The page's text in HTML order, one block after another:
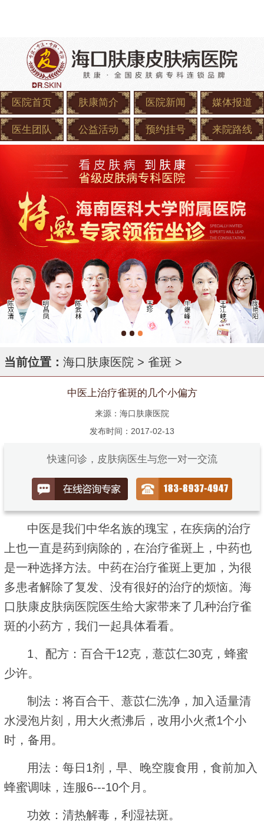
医院首页 肤康简介 医院新闻 媒体报道
医生团队 公益活动 预约挂号 来院路线
当前位置： 海口肤康医院 > 雀斑 >
中医上治疗雀斑的几个小偏方
来源：海口肤康医院
发布时间：2017-02-13
快速问诊，皮肤病医生与您一对一交流
中医是我们中华名族的瑰宝，在疾病的治疗
上也一直是药到病除的，在治疗雀斑上，中药也
是一种选择方法。中药在治疗雀斑上更加，为很
多患者解除了复发、没有很好的治疗的烦恼。海
口肤康皮肤病医院医生给大家带来了几种治疗雀
斑的小药方，我们一起具体看看。
1、配方：百合干12克，薏苡仁30克，蜂蜜
少许。
制法：将百合干、薏苡仁洗净，加入适量清
水浸泡片刻，用大火煮沸后，改用小火煮1个小
时，备用。
用法：每日1剂，早、晚空腹食用，食前加入
蜂蜜调味，连服6---10个月。
功效：清热解毒，利湿祛斑。